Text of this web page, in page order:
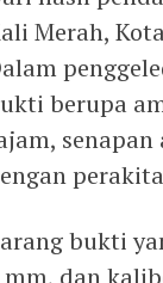
Merah,
berupa
bukti
mm, dan